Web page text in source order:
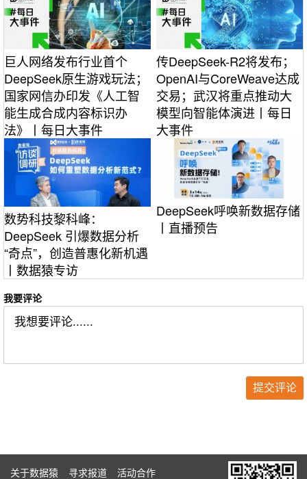
巨人网络发布行业首个
DeepSeek原生游戏玩法；
国家网信办印发《人工智
能生成合成内容标识办
法》丨每日大事件
传DeepSeek-R2将发布；
OpenAI与CoreWeave达成
交易；武汉将重点推动大
模型向智能体演进丨每日
大事件
数势科技黎科峰：
DeepSeek 引爆数据分析
“奇点”，创造普惠化新机遇
丨数据猿专访
DeepSeek呼唤新数据存储
丨直播预告
我要评论
关于数据猿 寻求报道 活动合作